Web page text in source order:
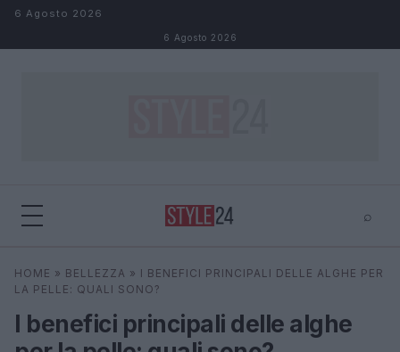
Salta al contenuto
6 Agosto 2026
6 Agosto 2026
⌕
Cerca ⌕ ×
HOME » BELLEZZA » I BENEFICI PRINCIPALI DELLE ALGHE PER
LA PELLE: QUALI SONO?
I benefici principali delle alghe